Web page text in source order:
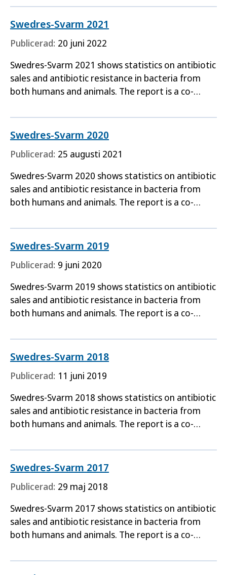
Sweden the…
Swedres-Svarm 2021
Publicerad: 20 juni 2022
Swedres-Svarm 2021 shows statistics on antibiotic
sales and antibiotic resistance in bacteria from
both humans and animals. The report is a co-
Sweden the…
Swedres-Svarm 2020
Publicerad: 25 augusti 2021
Swedres-Svarm 2020 shows statistics on antibiotic
sales and antibiotic resistance in bacteria from
both humans and animals. The report is a co-
Sweden the…
Swedres-Svarm 2019
Publicerad: 9 juni 2020
Swedres-Svarm 2019 shows statistics on antibiotic
sales and antibiotic resistance in bacteria from
both humans and animals. The report is a co-
Sweden the…
Swedres-Svarm 2018
Publicerad: 11 juni 2019
Swedres-Svarm 2018 shows statistics on antibiotic
sales and antibiotic resistance in bacteria from
both humans and animals. The report is a co-
Sweden the…
Swedres-Svarm 2017
Publicerad: 29 maj 2018
Swedres-Svarm 2017 shows statistics on antibiotic
sales and antibiotic resistance in bacteria from
both humans and animals. The report is a co-
Sweden the…